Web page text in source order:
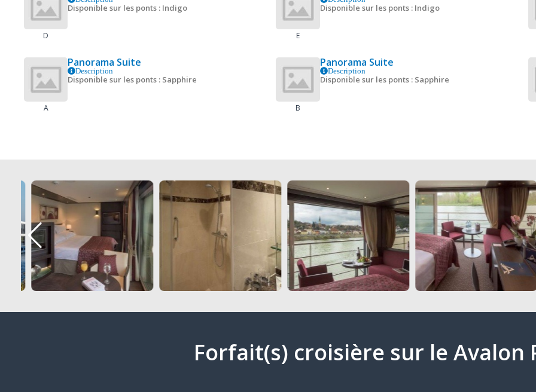
D
Disponible sur les ponts : Indigo
E
Disponible sur les ponts : Indigo
A
Panorama Suite
Description
Disponible sur les ponts : Sapphire
B
Panorama Suite
Description
Disponible sur les ponts : Sapphire
Forfait(s) croisière sur le Avalon